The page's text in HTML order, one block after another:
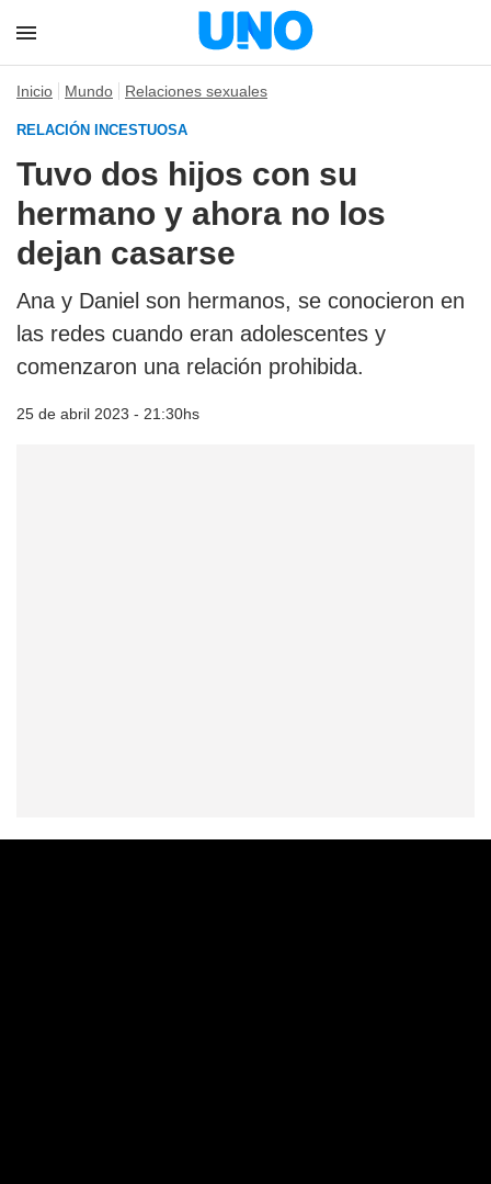
Inicio Mundo Relaciones sexuales
RELACIÓN INCESTUOSA
Tuvo dos hijos con su
hermano y ahora no los
dejan casarse
Ana y Daniel son hermanos, se conocieron en
las redes cuando eran adolescentes y
comenzaron una relación prohibida.
25 de abril 2023 - 21:30hs